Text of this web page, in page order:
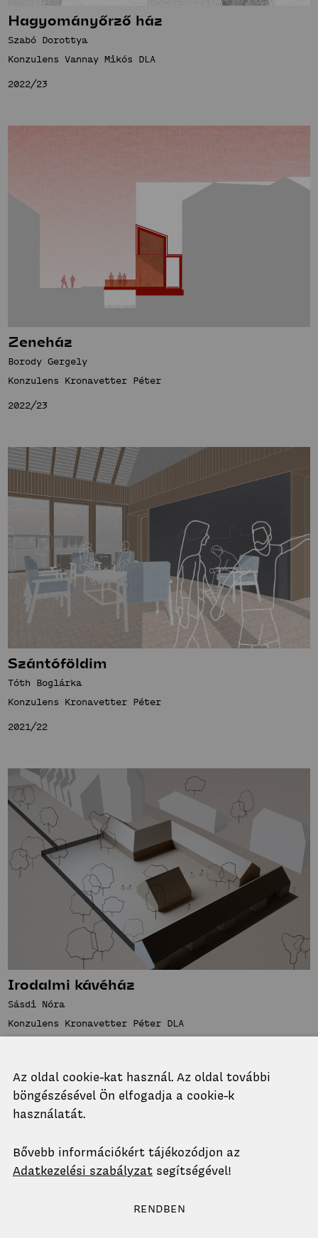
Hagyományőrző ház
Szabó Dorottya
Konzulens Vannay Mikós DLA
2022/23
Zeneház
Borody Gergely
Konzulens Kronavetter Péter
2022/23
Szántóföldim
Tóth Boglárka
Konzulens Kronavetter Péter
2021/22
Irodalmi kávéház
Sásdi Nóra
Konzulens Kronavetter Péter DLA
Az oldal cookie-kat használ. Az oldal további
böngészésével Ön elfogadja a cookie-k
használatát.
Bővebb információkért tájékozódjon az
Adatkezelési szabályzat segítségével!
RENDBEN